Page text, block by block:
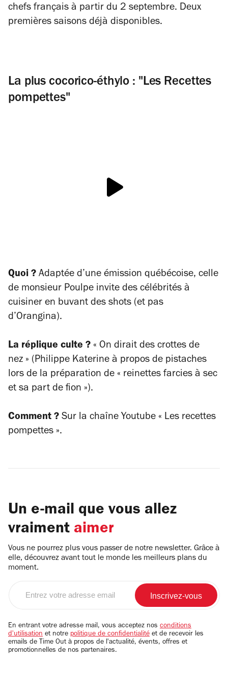
chefs français à partir du 2 septembre. Deux
premières saisons déjà disponibles.
La plus cocorico-éthylo : "Les Recettes
pompettes"
Quoi ? Adaptée d’une émission québécoise, celle
de monsieur Poulpe invite des célébrités à
cuisiner en buvant des shots (et pas
d’Orangina).
La réplique culte ? « On dirait des crottes de
nez » (Philippe Katerine à propos de pistaches
lors de la préparation de « reinettes farcies à sec
et sa part de fion »).
Comment ? Sur la chaîne Youtube « Les recettes
pompettes ».
Un e-mail que vous allez
vraiment aimer
Vous ne pourrez plus vous passer de notre newsletter. Grâce à
elle, découvrez avant tout le monde les meilleurs plans du
moment.
email
En entrant votre adresse mail, vous acceptez nos conditions
d'utilisation et notre politique de confidentialité et de recevoir les
emails de Time Out à propos de l'actualité, évents, offres et
promotionnelles de nos partenaires.